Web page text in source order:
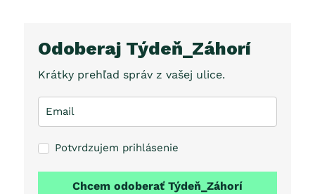
Odoberaj Týdeň_Záhorí
Krátky prehľad správ z vašej ulice.
Potvrdzujem prihlásenie
Chcem odoberať Týdeň_Záhorí